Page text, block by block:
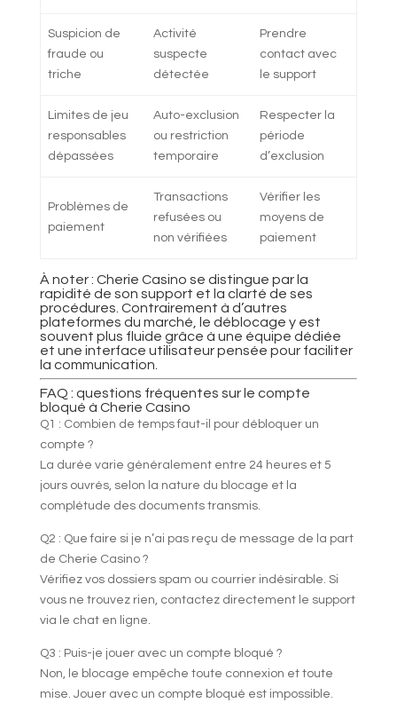
Suspicion de
fraude ou
triche
Activité
suspecte
détectée
Prendre
contact avec
le support
Limites de jeu
responsables
dépassées
Auto-exclusion
ou restriction
temporaire
Respecter la
période
d’exclusion
Problèmes de
paiement
Transactions
refusées ou
non vérifiées
Vérifier les
moyens de
paiement
À noter : Cherie Casino se distingue par la
rapidité de son support et la clarté de ses
procédures. Contrairement à d’autres
plateformes du marché, le déblocage y est
souvent plus fluide grâce à une équipe dédiée
et une interface utilisateur pensée pour faciliter
la communication.
FAQ : questions fréquentes sur le compte
bloqué à Cherie Casino
Q1 : Combien de temps faut-il pour débloquer un
compte ?
La durée varie généralement entre 24 heures et 5
jours ouvrés, selon la nature du blocage et la
complétude des documents transmis.
Q2 : Que faire si je n’ai pas reçu de message de la part
de Cherie Casino ?
Vérifiez vos dossiers spam ou courrier indésirable. Si
vous ne trouvez rien, contactez directement le support
via le chat en ligne.
Q3 : Puis-je jouer avec un compte bloqué ?
Non, le blocage empêche toute connexion et toute
mise. Jouer avec un compte bloqué est impossible.